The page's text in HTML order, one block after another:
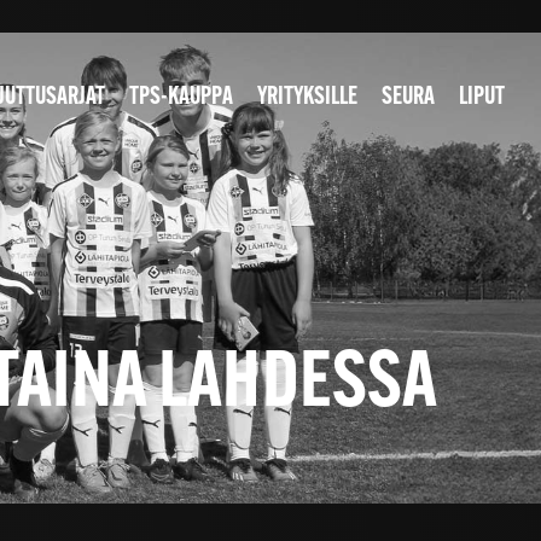
TPS-KAUPPA YRITYKSILLE SEURA LIPUT
LAHDESSA